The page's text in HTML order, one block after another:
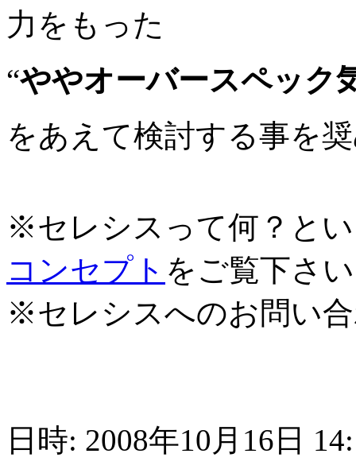
力をもった
“ややオーバースペック
をあえて検討する事を
※セレシスって何？と
コンセプト をご覧下さ
※セレシスへのお問い
日時: 2008年10月16日